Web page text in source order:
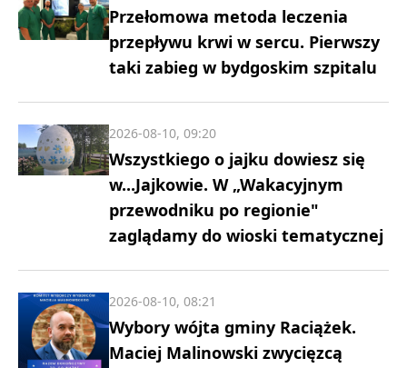
Przełomowa metoda leczenia
przepływu krwi w sercu. Pierwszy
taki zabieg w bydgoskim szpitalu
Wszystkiego o jajku dowiesz się
w...Jajkowie. W „Wakacyjnym
przewodniku po regionie"
zaglądamy do wioski tematycznej
2026-08-10, 09:20
Wybory wójta gminy Raciążek.
Maciej Malinowski zwycięzcą
2026-08-10, 08:21